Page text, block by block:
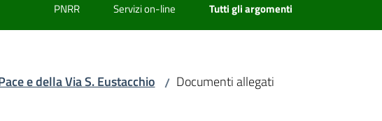
PNRR Servizi on-line Tutti gli argomenti
e della Via S. Eustacchio / Documenti allegati